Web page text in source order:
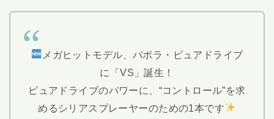
メガヒットモデル、バボラ・ピュアドライブ
に「VS」誕生！
ピュアドライブのパワーに、“コントロール”を求
めるシリアスプレーヤーのための1本です